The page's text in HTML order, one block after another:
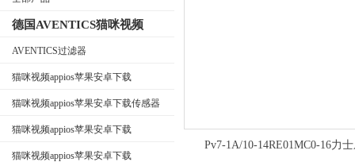
德国AVENTICS猫咪视频
appios苹果安卓下载
AVENTICS过滤器
猫咪视频appios苹果安卓下载
AVENTICS换向阀
猫咪视频appios苹果安卓下载传感器
猫咪视频appios苹果安卓下载
AVENTICS电磁阀
猫咪视频appios苹果安卓下载
Pv7-1A/10-14RE01MC0-16力